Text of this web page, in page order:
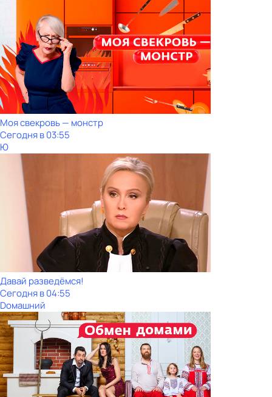
Моя свекровь — монстр
Сегодня в 03:55
Ю
Давай рaзвeдёмся!
Сегодня в 04:55
Dомашний